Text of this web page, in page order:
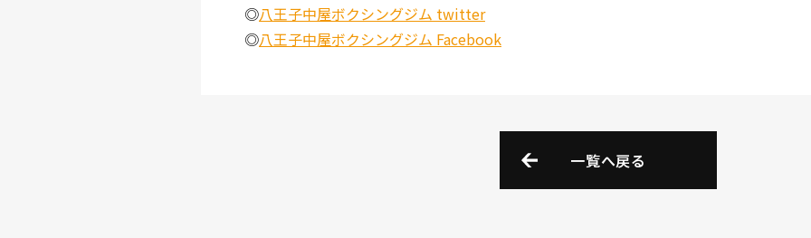
◎八王子中屋ボクシングジム twitter
◎八王子中屋ボクシングジム Facebook
一覧へ戻る